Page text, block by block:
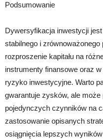
Podsumowanie
Dywersyfikacja inwestycji
stabilnego i
rozproszenie kapitału na
instrumenty finansowe oraz
ryzyko inwestycyjne. Warto
gwarantuje zysków, ale
pojedynczych czynników na
zastosowanie opisanych
osiągnięcia lepszych